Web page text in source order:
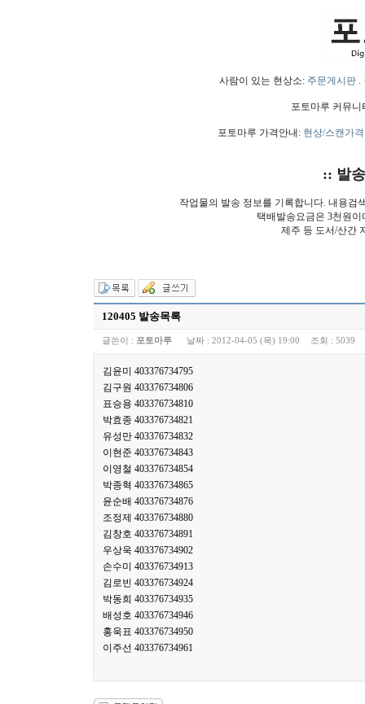
사람이 있는 현상소: 주문게시판.
포토마루 커뮤
포토마루 가격안내: 현상/스캔가격
:: 발
작업물의 발송 정보를 기록합니다. 내용검
택배발송요금은 3천원
제주 등 도서/산간
120405 발송목록
글쓴이 : 포토마루 날짜 : 2012-04-05 (목) 19:00 조회 : 5039
김윤미 403376734795
김구원 403376734806
표승용 403376734810
박효종 403376734821
유성만 403376734832
이현준 403376734843
이영철 403376734854
박종혁 403376734865
윤순배 403376734876
조정제 403376734880
김창호 403376734891
우상욱 403376734902
손수미 403376734913
김로빈 403376734924
박동희 403376734935
배성호 403376734946
홍욱표 403376734950
이주선 403376734961